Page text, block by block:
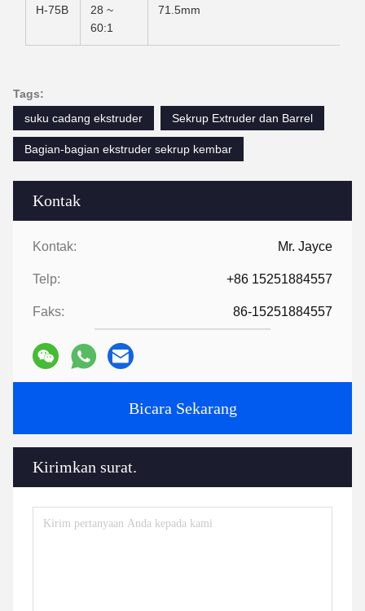
Kontak
Kontak: Mr. Jayce
Telp: +86 15251884557
Faks: 86-15251884557
Bicara Sekarang
Kirimkan surat.
H-75B
28 ~
60:1
71.5mm
Tags:
suku cadang ekstruder
Sekrup Extruder dan Barrel
Bagian-bagian ekstruder sekrup kembar